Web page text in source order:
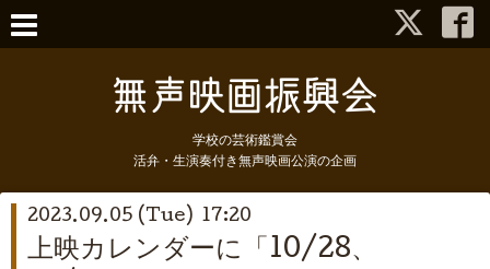
学校の芸術鑑賞会
活弁・生演奏付き無声映画公演の企画
2023.09.05 (Tue) 17:20
上映カレンダーに「10/28、